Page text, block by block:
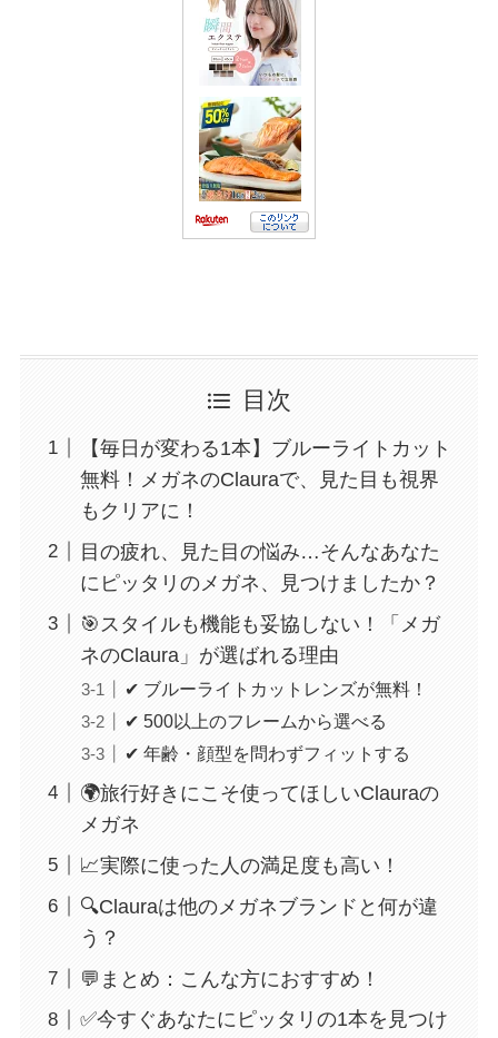
目次
【毎日が変わる1本】ブルーライトカット
無料！メガネのClauraで、見た目も視界
もクリアに！
目の疲れ、見た目の悩み…そんなあなた
にピッタリのメガネ、見つけましたか？
🎯スタイルも機能も妥協しない！「メガ
ネのClaura」が選ばれる理由
✔ ブルーライトカットレンズが無料！
✔ 500以上のフレームから選べる
✔ 年齢・顔型を問わずフィットする
🌍旅行好きにこそ使ってほしいClauraの
メガネ
📈実際に使った人の満足度も高い！
🔍Clauraは他のメガネブランドと何が違
う？
💬まとめ：こんな方におすすめ！
✅今すぐあなたにピッタリの1本を見つけ